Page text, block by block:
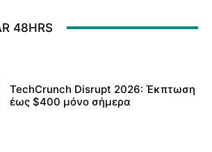
48HRS
TechCrunch Disrupt 2026: Έκπτωση
έως $400 μόνο σήμερα